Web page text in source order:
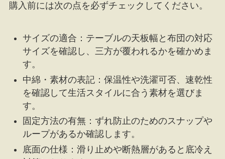
購入前には次の点を必ずチェックしてください。
サイズの適合：テーブルの天板幅と布団の対応
サイズを確認し、三方が覆われるかを確かめま
す。
中綿・素材の表記：保温性や洗濯可否、速乾性
を確認して生活スタイルに合う素材を選びま
す。
固定方法の有無：ずれ防止のためのスナップや
ループがあるか確認します。
底面の仕様：滑り止めや断熱層があると底冷え